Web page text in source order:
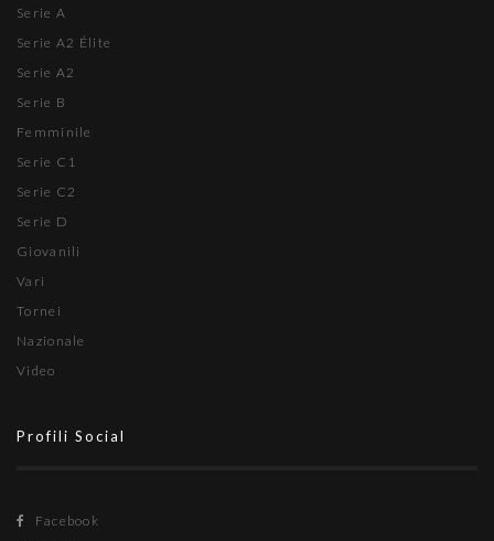
Serie A
Serie A2 Élite
Serie A2
Serie B
Femminile
Serie C1
Serie C2
Serie D
Giovanili
Vari
Tornei
Nazionale
Video
Profili Social
Facebook